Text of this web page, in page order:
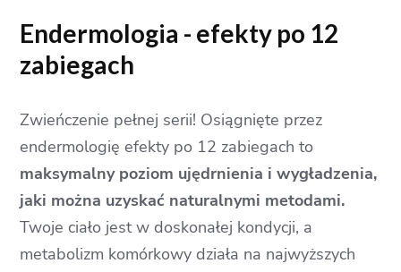
Endermologia - efekty po 12
zabiegach
Zwieńczenie pełnej serii! Osiągnięte przez
endermologię efekty po 12 zabiegach to
maksymalny poziom ujędrnienia i wygładzenia,
jaki można uzyskać naturalnymi metodami.
Twoje ciało jest w doskonałej kondycji, a
metabolizm komórkowy działa na najwyższych